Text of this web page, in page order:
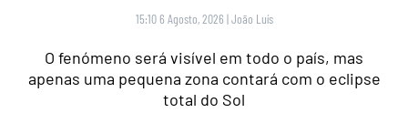
15:10 6 Agosto, 2026 |João Luís
O fenómeno será visível em todo o país, mas
apenas uma pequena zona contará com o eclipse
total do Sol